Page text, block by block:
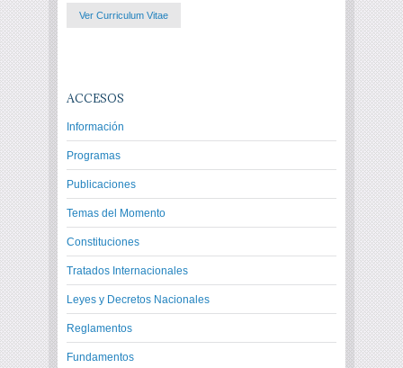
Ver Curriculum Vitae
ACCESOS
Información
Programas
Publicaciones
Temas del Momento
Constituciones
Tratados Internacionales
Leyes y Decretos Nacionales
Reglamentos
Fundamentos